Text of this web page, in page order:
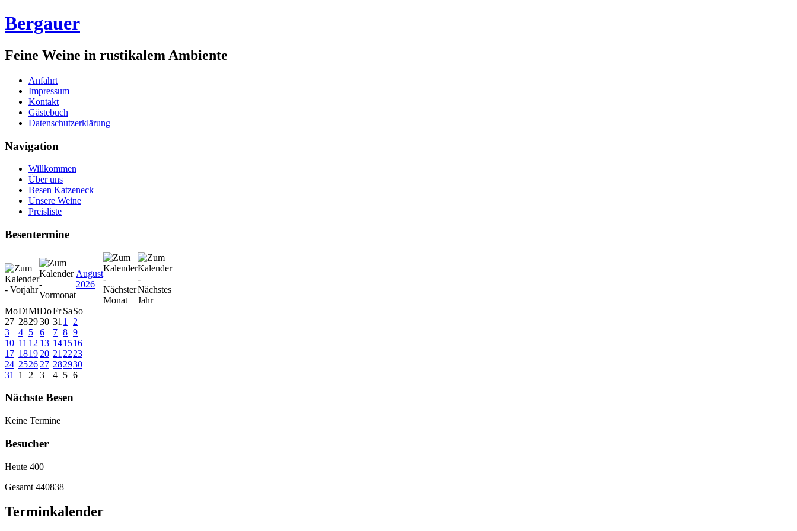
Bergauer
Feine Weine in rustikalem Ambiente
Anfahrt
Impressum
Kontakt
Gästebuch
Datenschutzerklärung
Navigation
Willkommen
Über uns
Besen Katzeneck
Unsere Weine
Preisliste
Besentermine
August
2026
MoDiMiDoFr SaSo
27 282930 31 1
2
3
4 5 6 7 8 9
10 11 12 13 141516
17 1819 20 21 2223
24 2526 27 282930
31
1 2 3 4 5 6
Nächste Besen
Keine Termine
Besucher
Heute 400
Gesamt 440838
Terminkalender